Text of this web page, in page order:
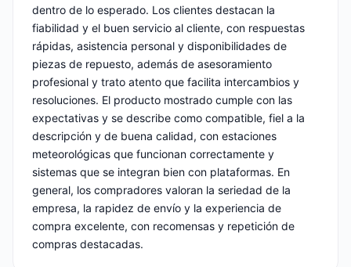
dentro de lo esperado. Los clientes destacan la
fiabilidad y el buen servicio al cliente, con respuestas
rápidas, asistencia personal y disponibilidades de
piezas de repuesto, además de asesoramiento
profesional y trato atento que facilita intercambios y
resoluciones. El producto mostrado cumple con las
expectativas y se describe como compatible, fiel a la
descripción y de buena calidad, con estaciones
meteorológicas que funcionan correctamente y
sistemas que se integran bien con plataformas. En
general, los compradores valoran la seriedad de la
empresa, la rapidez de envío y la experiencia de
compra excelente, con recomensas y repetición de
compras destacadas.